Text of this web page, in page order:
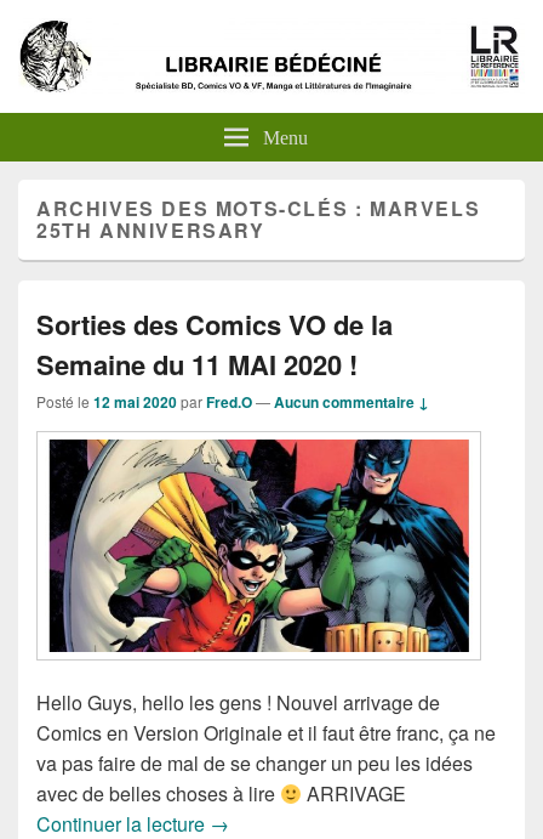
Menu
ARCHIVES DES MOTS-CLÉS : MARVELS
25TH ANNIVERSARY
Sorties des Comics VO de la
Semaine du 11 MAI 2020 !
Posté le 12 mai 2020parFred.O—Aucun commentaire ↓
Hello Guys, hello les gens ! Nouvel arrivage de
Comics en Version Originale et il faut être franc, ça ne
va pas faire de mal de se changer un peu les idées
avec de belles choses à lire
ARRIVAGE
Continuer la lecture Sorties des Comics VO de la
→